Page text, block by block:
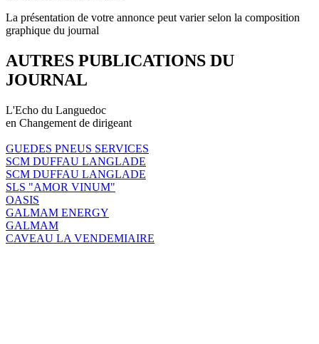
La présentation de votre annonce peut varier selon la composition
graphique du journal
AUTRES PUBLICATIONS DU
JOURNAL
L'Echo du Languedoc
en Changement de dirigeant
GUEDES PNEUS SERVICES
SCM DUFFAU LANGLADE
SCM DUFFAU LANGLADE
SLS "AMOR VINUM"
OASIS
GALMAM ENERGY
GALMAM
CAVEAU LA VENDEMIAIRE